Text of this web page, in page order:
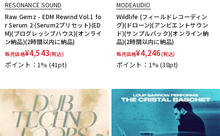
RESONANCE SOUND
Raw Gemz - EDM Rewind Vol.1 fo
r Serum 2 (Serum2プリセット)(ED
M)(プログレッシブハウス)(オンライ
ン納品)(2時間以内に納品)
販売価格¥4,543(税込)
ポイント：1% (41pt)
MODEAUDIO
Wildlife (フィールドレコーディン
グ)(ドローン)(アンビエントサウン
ド)(サンプルパック)(オンライン納
品)(2時間以内に納品)
販売価格¥4,246(税込)
ポイント：1%(38pt)